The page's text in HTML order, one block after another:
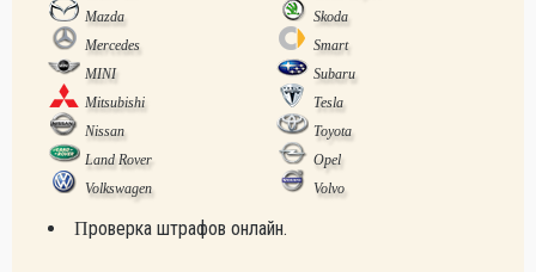
Mazda
Skoda
Mercedes
Smart
MINI
Subaru
Mitsubishi
Tesla
Nissan
Toyota
Land Rover
Opel
Volkswagen
Volvo
Проверка штрафов онлайн.